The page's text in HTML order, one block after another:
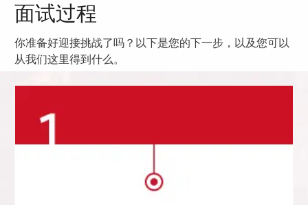
面试过程
你准备好迎接挑战了吗？以下是您的下一步，以及您可以
从我们这里得到什么。